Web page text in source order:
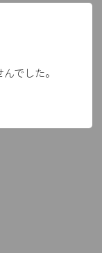
でした。